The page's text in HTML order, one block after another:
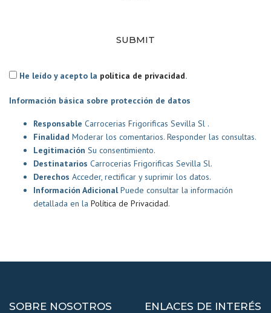
SUBMIT
He leído y acepto la política de privacidad.
Información básica sobre protección de datos
Responsable Carrocerias Frigorificas Sevilla Sl .
Finalidad Moderar los comentarios. Responder las consultas.
Legitimación Su consentimiento.
Destinatarios Carrocerias Frigorificas Sevilla Sl.
Derechos Acceder, rectificar y suprimir los datos.
Información AdicionalPuede consultar la información
detallada en la Política de Privacidad.
SOBRE NOSOTROS ENLACES DE INTERÉS